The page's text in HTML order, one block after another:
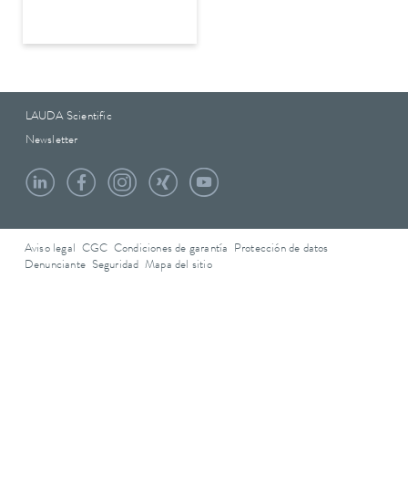
LAUDA Scientific
Newsletter
Aviso legal CGC Condiciones de garantía
Protección de datos
Denunciante Seguridad Mapa del sitio